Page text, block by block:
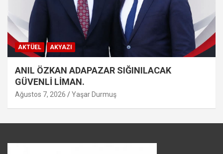
AKTÜEL AKYAZI
ANIL ÖZKAN ADAPAZAR SIĞINILACAK
GÜVENLİ LİMAN.
Ağustos 7, 2026 Yaşar Durmuş